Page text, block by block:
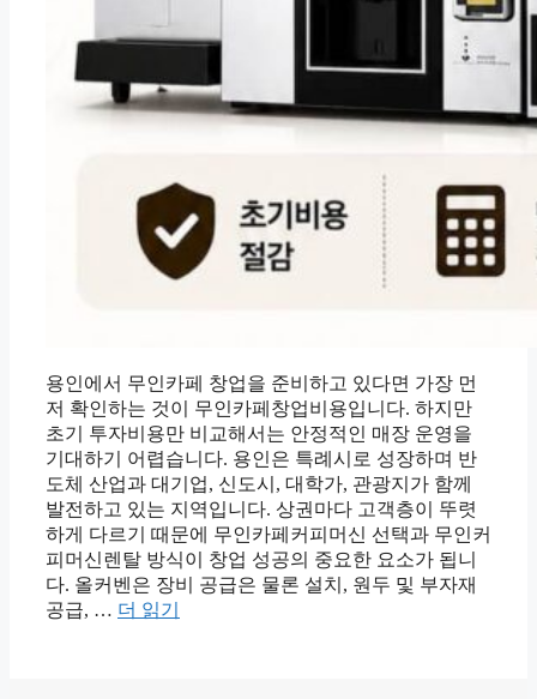
용인에서 무인카페 창업을 준비하고 있다면 가장 먼
저 확인하는 것이 무인카페창업비용입니다. 하지만
초기 투자비용만 비교해서는 안정적인 매장 운영을
기대하기 어렵습니다. 용인은 특례시로 성장하며 반
도체 산업과 대기업, 신도시, 대학가, 관광지가 함께
발전하고 있는 지역입니다. 상권마다 고객층이 뚜렷
하게 다르기 때문에 무인카페커피머신 선택과 무인커
피머신렌탈 방식이 창업 성공의 중요한 요소가 됩니
다. 올커벤은 장비 공급은 물론 설치, 원두 및 부자재
공급, … 더 읽기